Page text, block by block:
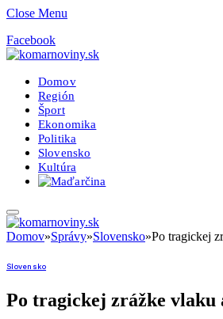
Close Menu
Facebook
Domov
Región
Šport
Ekonomika
Politika
Slovensko
Kultúra
Domov»Správy»Slovensko»Po tragickej
Slovensko
Po tragickej zrážke vlaku